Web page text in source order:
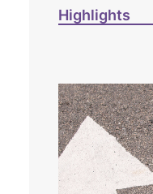
Highlights